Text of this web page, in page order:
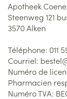
Apotheek
Steenweg 121
3570Alken
Téléphone: 011
Courriel:
Numéro de
Pharmacien
Numéro TVA: